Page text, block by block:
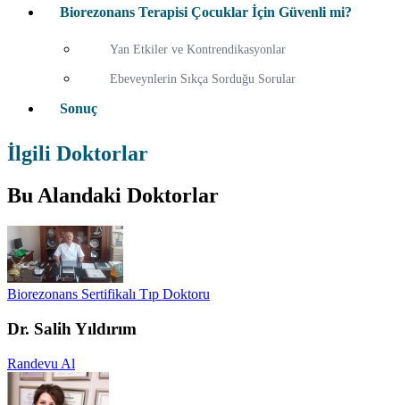
Biorezonans Terapisi Çocuklar İçin Güvenli mi?
Yan Etkiler ve Kontrendikasyonlar
Ebeveynlerin Sıkça Sorduğu Sorular
Sonuç
İlgili Doktorlar
Bu Alandaki Doktorlar
Biorezonans Sertifikalı Tıp Doktoru
Dr. Salih Yıldırım
Randevu Al